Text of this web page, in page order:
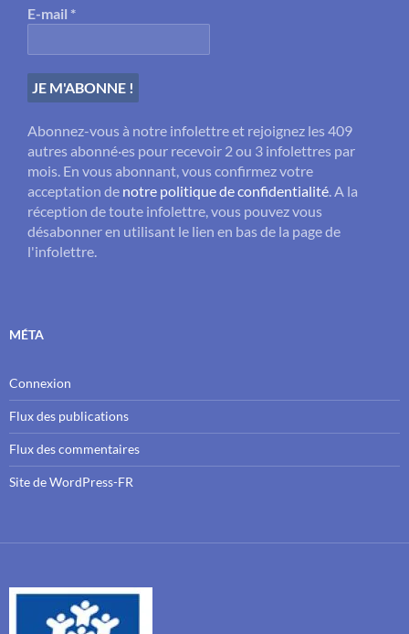
E-mail *
Abonnez-vous à notre infolettre et rejoignez les 409
autres abonné·es pour recevoir 2 ou 3 infolettres par
mois. En vous abonnant, vous confirmez votre
acceptation de notre politique de confidentialité. A la
réception de toute infolettre, vous pouvez vous
désabonner en utilisant le lien en bas de la page de
l'infolettre.
MÉTA
Connexion
Flux des publications
Flux des commentaires
Site de WordPress-FR